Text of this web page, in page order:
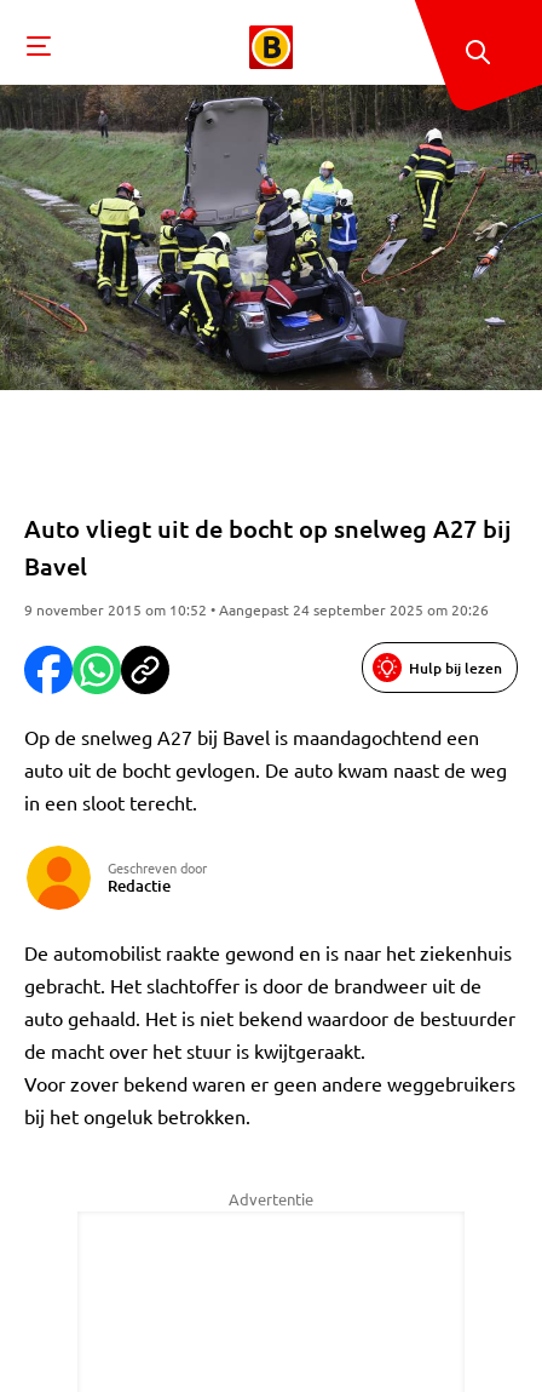
Auto vliegt uit de bocht op snelweg A27 bij
Bavel
9 november 2015 om 10:52 • Aangepast 24 september 2025 om 20:26
Hulp bij lezen
Op de snelweg A27 bij Bavel is maandagochtend een
auto uit de bocht gevlogen. De auto kwam naast de weg
in een sloot terecht.
Geschreven door
Redactie
De automobilist raakte gewond en is naar het ziekenhuis
gebracht. Het slachtoffer is door de brandweer uit de
auto gehaald. Het is niet bekend waardoor de bestuurder
de macht over het stuur is kwijtgeraakt.
Voor zover bekend waren er geen andere weggebruikers
bij het ongeluk betrokken.
Advertentie